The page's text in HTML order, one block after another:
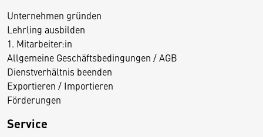
Unternehmen gründen
Lehrling ausbilden
1. Mitarbeiter:in
Allgemeine Geschäftsbedingungen / AGB
Dienstverhältnis beenden
Exportieren / Importieren
Förderungen
Service